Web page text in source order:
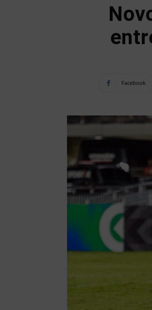
Facebook